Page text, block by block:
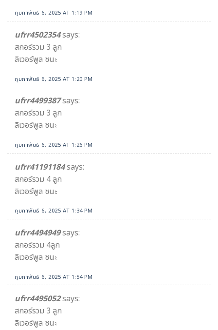
กุมภาพันธ์ 6, 2025 AT 1:19 PM
ufrr4502354says:
สกอร์รวม 3 ลูก
ลิเวอร์พูล ชนะ
กุมภาพันธ์ 6, 2025 AT 1:20 PM
ufrr4499387says:
สกอร์รวม 3 ลูก
ลิเวอร์พูล ชนะ
กุมภาพันธ์ 6, 2025 AT 1:26 PM
ufrr41191184says:
สกอร์รวม 4 ลูก
ลิเวอร์พูล ชนะ
กุมภาพันธ์ 6, 2025 AT 1:34 PM
ufrr4494949says:
สกอร์รวม 4ลูก
ลิเวอร์พูล ชนะ
กุมภาพันธ์ 6, 2025 AT 1:54 PM
ufrr4495052says:
สกอร์รวม 3 ลูก
ลิเวอร์พูล ชนะ